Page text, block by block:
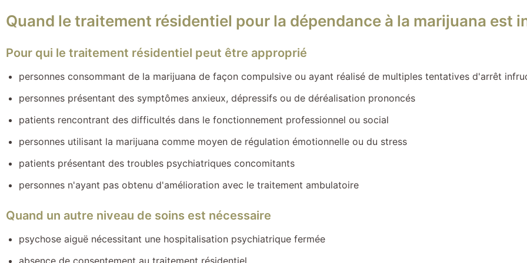
Quand le traitement résidentiel pour la dépendance à la marijuana est
Pour qui le traitement résidentiel peut être approprié
personnes consommant de la marijuana de façon compulsive ou ayant réalisé de multiples tentatives d'arrêt
personnes présentant des symptômes anxieux, dépressifs ou de déréalisation prononcés
patients rencontrant des difficultés dans le fonctionnement professionnel ou social
personnes utilisant la marijuana comme moyen de régulation émotionnelle ou du stress
patients présentant des troubles psychiatriques concomitants
personnes n'ayant pas obtenu d'amélioration avec le traitement ambulatoire
Quand un autre niveau de soins est nécessaire
psychose aiguë nécessitant une hospitalisation psychiatrique fermée